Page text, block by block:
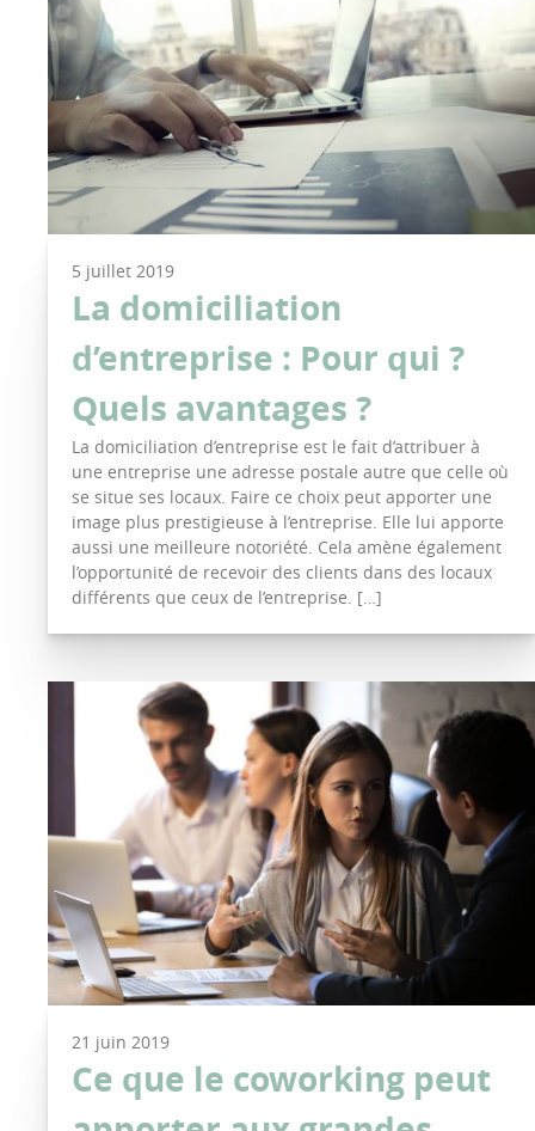
5 juillet 2019
La domiciliation
d’entreprise : Pour qui ?
Quels avantages ?
La domiciliation d’entreprise est le fait d’attribuer à
une entreprise une adresse postale autre que celle où
se situe ses locaux. Faire ce choix peut apporter une
image plus prestigieuse à l’entreprise. Elle lui apporte
aussi une meilleure notoriété. Cela amène également
l’opportunité de recevoir des clients dans des locaux
différents que ceux de l’entreprise. […]
21 juin 2019
Ce que le coworking peut